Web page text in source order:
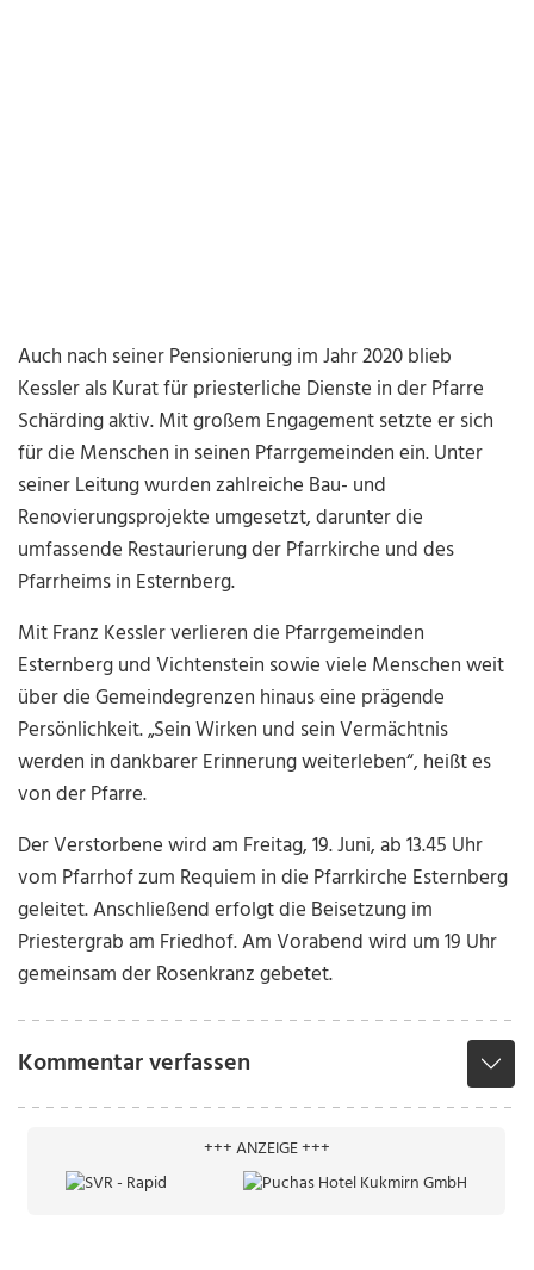
Auch nach seiner Pensionierung im Jahr 2020 blieb
Kessler als Kurat für priesterliche Dienste in der Pfarre
Schärding aktiv. Mit großem Engagement setzte er sich
für die Menschen in seinen Pfarrgemeinden ein. Unter
seiner Leitung wurden zahlreiche Bau- und
Renovierungsprojekte umgesetzt, darunter die
umfassende Restaurierung der Pfarrkirche und des
Pfarrheims in Esternberg.
Mit Franz Kessler verlieren die Pfarrgemeinden
Esternberg und Vichtenstein sowie viele Menschen weit
über die Gemeindegrenzen hinaus eine prägende
Persönlichkeit. „Sein Wirken und sein Vermächtnis
werden in dankbarer Erinnerung weiterleben“, heißt es
von der Pfarre.
Der Verstorbene wird am Freitag, 19. Juni, ab 13.45 Uhr
vom Pfarrhof zum Requiem in die Pfarrkirche Esternberg
geleitet. Anschließend erfolgt die Beisetzung im
Priestergrab am Friedhof. Am Vorabend wird um 19 Uhr
gemeinsam der Rosenkranz gebetet.
Kommentar verfassen
+++ ANZEIGE +++